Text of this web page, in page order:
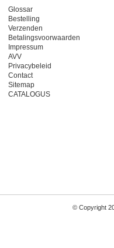
Glossar
Bestelling
Verzenden
Betalingsvoorwaarden
Impressum
AVV
Privacybeleid
Contact
Sitemap
CATALOGUS
© Copyright